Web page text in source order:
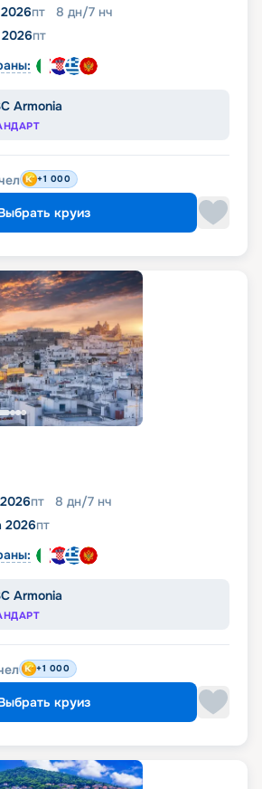
пт 8 дн/7 нч
2026пт
Armonia
+1 000
круиз
пт 8 дн/7 нч
2026пт
Armonia
+1 000
круиз